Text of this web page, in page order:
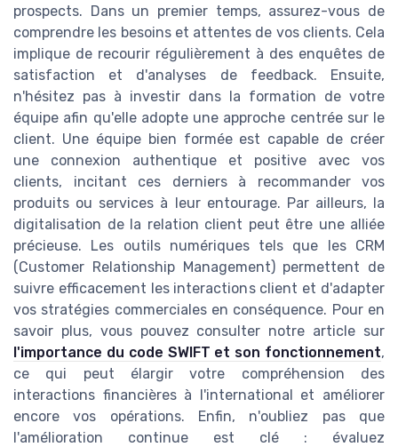
prospects. Dans un premier temps, assurez-vous de
comprendre les besoins et attentes de vos clients. Cela
implique de recourir régulièrement à des enquêtes de
satisfaction et d'analyses de feedback. Ensuite,
n'hésitez pas à investir dans la formation de votre
équipe afin qu'elle adopte une approche centrée sur le
client. Une équipe bien formée est capable de créer
une connexion authentique et positive avec vos
clients, incitant ces derniers à recommander vos
produits ou services à leur entourage. Par ailleurs, la
digitalisation de la relation client peut être une alliée
précieuse. Les outils numériques tels que les CRM
(Customer Relationship Management) permettent de
suivre efficacement les interactions client et d'adapter
vos stratégies commerciales en conséquence. Pour en
savoir plus, vous pouvez consulter notre article sur
l'importance du code SWIFT et son fonctionnement,
ce qui peut élargir votre compréhension des
interactions financières à l'international et améliorer
encore vos opérations. Enfin, n'oubliez pas que
l'amélioration continue est clé : évaluez